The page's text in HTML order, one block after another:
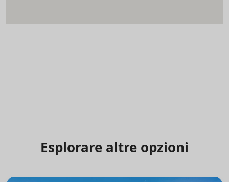
Esplorare altre opzioni